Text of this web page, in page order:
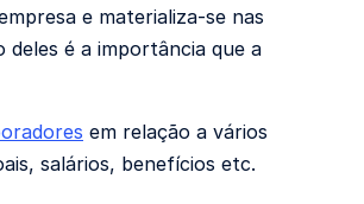
e materializa-se nas
é a importância que a
em relação a vários
salários, benefícios etc.